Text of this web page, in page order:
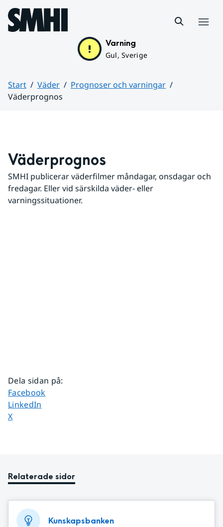
Hoppa till sidans innehåll
Varning
Gul, Sverige
Start Väder
Prognoser och varningar
Väderprognos
Väderprognos
SMHI publicerar väderfilmer måndagar, onsdagar och
fredagar. Eller vid särskilda väder- eller
varningssituationer.
Dela sidan på:
Dela sidan på
Facebook
Dela sidan på
LinkedIn
Dela sidan på
X
Relaterade sidor
Kunskapsbanken